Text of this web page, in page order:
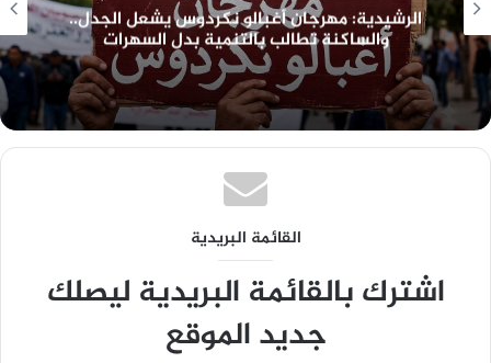
الرشيدية: مهرجان أغبالو نكردوس يشعل الجدل..
والساكنة تطالب بالتنمية بدل السهرات
القائمة البريدية
اشترك بالقائمة البريدية ليصلك
جديد الموقع